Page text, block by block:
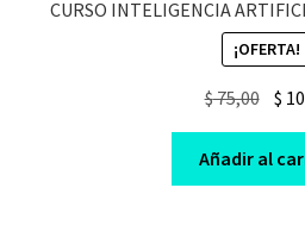
CURSO INTELIGENCIA
¡OFERTA!
$75,00
price
was:
$
$
Añadir al